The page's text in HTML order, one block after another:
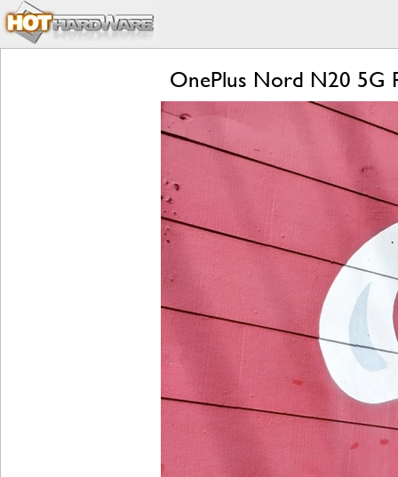
OnePlus Nord N20 5G